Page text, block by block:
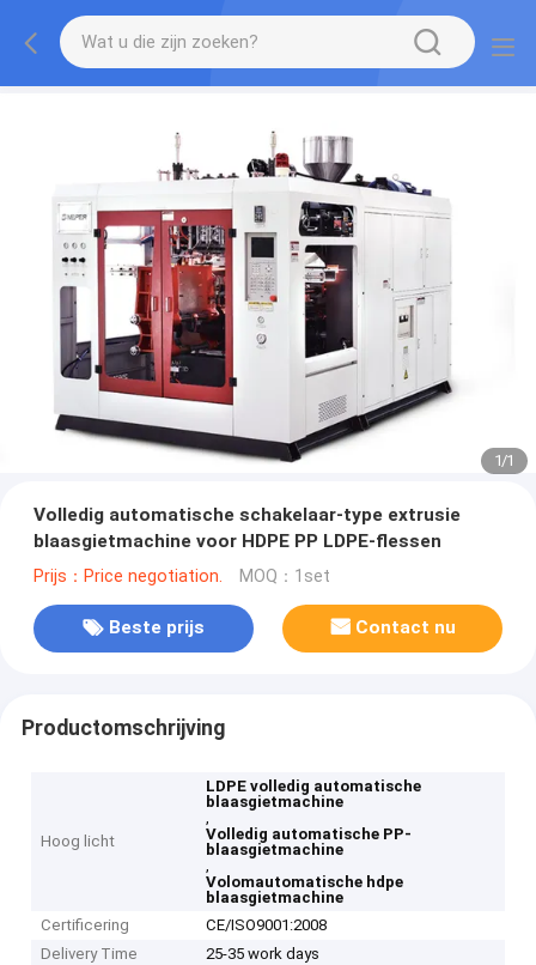
1/1
Volledig automatische schakelaar-type extrusie
blaasgietmachine voor HDPE PP LDPE-flessen
Prijs：Price negotiation. MOQ：1set
Beste prijs Contact nu
Productomschrijving
Hoog licht
LDPE volledig automatische
blaasgietmachine
,
Volledig automatische PP-
blaasgietmachine
,
Volomautomatische hdpe
blaasgietmachine
Certificering
CE/ISO9001:2008
Delivery Time
25-35 work days